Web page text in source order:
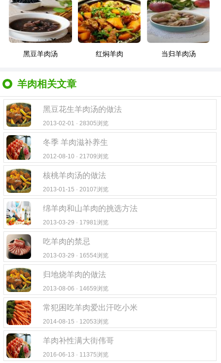
黑豆羊肉汤 红焖羊肉 当归羊肉汤
羊肉相关文章
黑豆花生羊肉汤的做法
2013-02-01 · 28305浏览
冬季 羊肉滋补养生
2012-08-10 · 21709浏览
核桃羊肉汤的做法
2013-01-15 · 20107浏览
绵羊肉和山羊肉的挑选方法
2013-03-29 · 17981浏览
吃羊肉的禁忌
2013-03-29 · 16554浏览
归地烧羊肉的做法
2013-08-06 · 14659浏览
常犯困吃羊肉爱出汗吃小米
2014-08-15 · 12053浏览
羊肉补性满大街伟哥
2016-06-13 · 11375浏览